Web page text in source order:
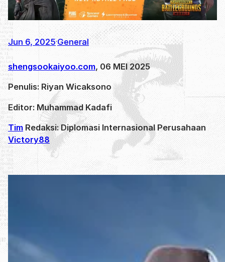
Jun 6, 2025·General
shengsookaiyoo.com, 06 MEI 2025
Penulis: Riyan Wicaksono
Editor: Muhammad Kadafi
Tim Redaksi: Diplomasi Internasional Perusahaan
Victory88